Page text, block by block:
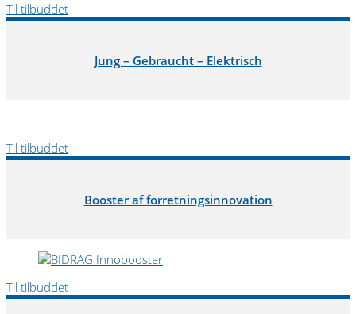
Til tilbuddet
Jung – Gebraucht – Elektrisch
Til tilbuddet
Booster af forretningsinnovation
Til tilbuddet